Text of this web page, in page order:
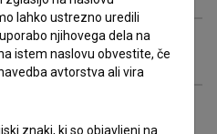
lahko ustrezno uredili
njihovega dela na
istem naslovu obvestite, če
avtorstva ali vira
znaki, ki so objavljeni na